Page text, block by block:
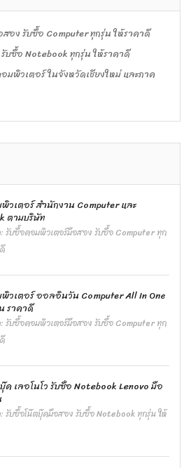
อง รับซื้อ Computer ทุกรุ่น ให้ราคาดี
บซื้อ Notebook ทุกรุ่น ให้ราคาดี
มพิวเตอร์ ในจังหวัดเชียงใหม่ และภาค
วเตอร์ สำนักงาน Computer และ
ตามบริษัท
รับซื้อคอมพิวเตอร์มือสอง รับซื้อ Computer ทุก
วเตอร์ ออลอินวัน Computer All In One
ราคาดี
รับซื้อคอมพิวเตอร์มือสอง รับซื้อ Computer ทุก
ค เลอโนโว รับซื้อ Notebook Lenovo มือ
รับซื้อโน๊ตบุ๊คมือสอง รับซื้อ Notebook ทุกรุ่น ให้